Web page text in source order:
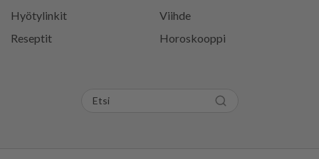
Hyötylinkit
Viihde
Reseptit
Horoskooppi